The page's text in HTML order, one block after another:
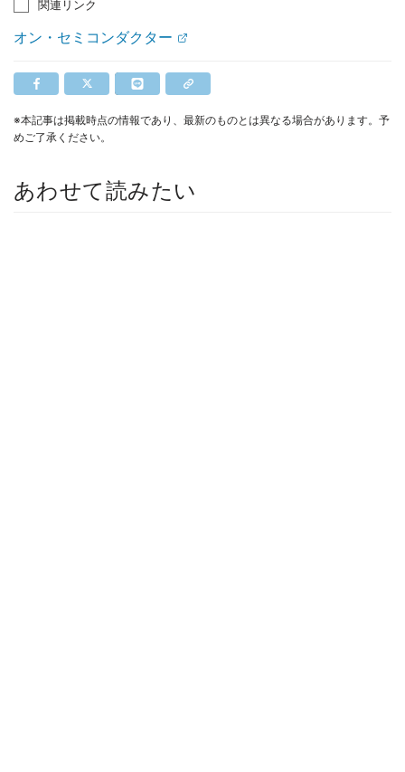
関連リンク
オン・セミコンダクター
※本記事は掲載時点の情報であり、最新のものとは異なる場合があります。予
めご了承ください。
あわせて読みたい